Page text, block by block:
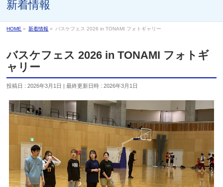
新着情報
HOME » 新着情報 » バスケフェス 2026 in TONAMI フォトギャリー
バスケフェス 2026 in TONAMI フォトギ
ャリー
投稿日 : 2026年3月1日 最終更新日時 : 2026年3月1日